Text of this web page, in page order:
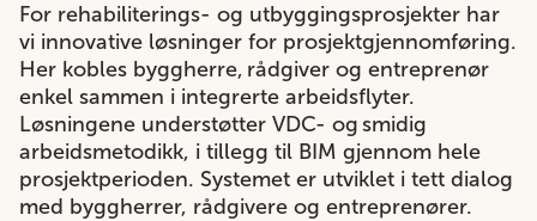
For rehabiliterings- og utbyggingsprosjekter har
vi innovative løsninger for prosjektgjennomføring.
Her kobles byggherre, rådgiver og entreprenør
enkel sammen i integrerte arbeidsflyter.
Løsningene understøtter VDC- og smidig
arbeidsmetodikk, i tillegg til BIM gjennom hele
prosjektperioden.​ Systemet er utviklet i tett dialog
med byggherrer, rådgivere og entreprenører.